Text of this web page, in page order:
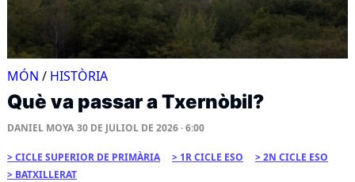
MÓN / HISTÒRIA
Què va passar a Txernòbil?
DANIEL MOYA 30 DE JULIOL DE 2026 · 6:00
CICLE SUPERIOR DE PRIMÀRIA 1R CICLE ESO
2N CICLE ESO
BATXILLERAT